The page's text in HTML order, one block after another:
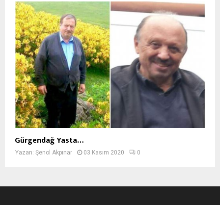
Gürgendağ Yasta…
Yazan: Şenol Akpınar 03 Kasım 2020 0